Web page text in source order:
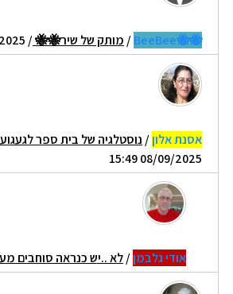
🐝🐝BeeBee
/ מותק של שיר🐝🐝/ 08/09/2025 15:25
אסנת אלון/ נוסטלגיה של בית ספר
08/09/2025 15:49
אודי גלבמן/לא ..יש כנראה סוחבים מע